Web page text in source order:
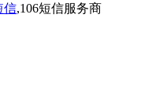
信,106短信服务商